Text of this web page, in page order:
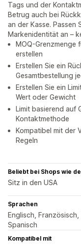
Tags und der
Betrug auch bei
an der Kasse. Passen
Markenidentität an –
MOQ-Grenzmenge
erstellen
Erstellen Sie ein
Gesamtbestellung
Erstellen Sie ein
Wert oder Gewicht
Limit basierend auf
Kontaktmethode
Kompatibel mit der
Regeln
Beliebt bei Shops wie
Sitz in den USA
Sprachen
Englisch,
Spanisch
Kompatibel mit